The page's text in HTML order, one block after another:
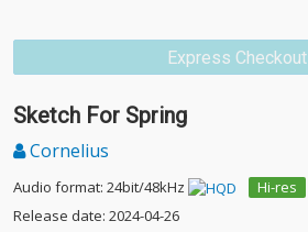
Express Checkout
Sketch For Spring
Cornelius
Audio format: 24bit/48kHz
Hi-res
Release date: 2024-04-26